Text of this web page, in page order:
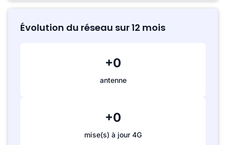
Évolution du réseau sur 12 mois
+0
antenne
+0
mise(s) à jour 4G